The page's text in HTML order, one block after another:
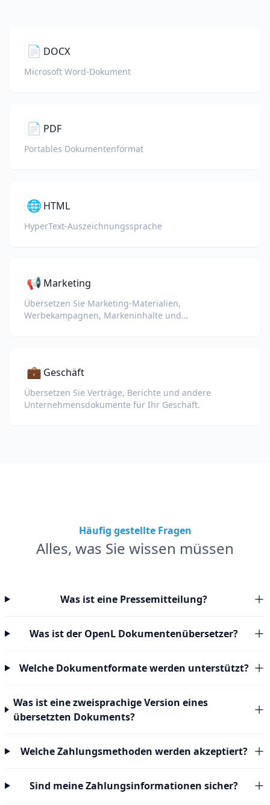
📄 DOCX
Microsoft Word-Dokument
📄 PDF
Portables Dokumentenformat
🌐 HTML
HyperText-Auszeichnungssprache
📢 Marketing
Übersetzen Sie Marketing-Materialien,
Werbekampagnen, Markeninhalte und
💼 Geschäft
Übersetzen Sie Verträge, Berichte und andere
Unternehmensdokumente für Ihr Geschäft.
Häufig gestellte Fragen
Alles, was Sie wissen müssen
Was ist eine Pressemitteilung?
Was ist der OpenL Dokumentenübersetzer?
Welche Dokumentformate werden unterstützt?
Was ist eine zweisprachige Version eines
übersetzten Dokuments?
Welche Zahlungsmethoden werden akzeptiert?
Sind meine Zahlungsinformationen sicher?